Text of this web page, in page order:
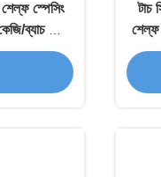
শেল্ফ স্পেসিং
ব্যাচ ফ্রিজ
টাচ
শেল্ফ